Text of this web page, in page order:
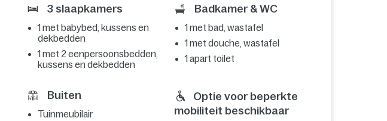
3 slaapkamers
1 met babybed, kussens en
dekbedden
1 met 2 eenpersoonsbedden,
kussens en dekbedden
Badkamer & WC
1 met bad, wastafel
1 met douche, wastafel
1 apart toilet
Buiten
Tuinmeubilair
Optie voor beperkte
mobiliteit beschikbaar